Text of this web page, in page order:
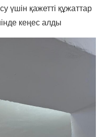
үшін қажетті құжаттар
кеңес алды